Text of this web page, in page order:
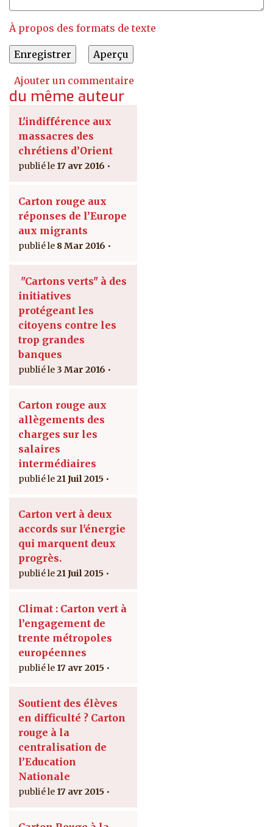
À propos des formats de texte
Ajouter un commentaire
du même auteur
L'indifférence aux
massacres des
chrétiens d’Orient
17 avr 2016
Carton rouge aux
réponses de l’Europe
aux migrants
8 Mar 2016
"Cartons verts" à des
initiatives
protégeant les
citoyens contre les
trop grandes
banques
3 Mar 2016
Carton rouge aux
allègements des
charges sur les
salaires
intermédiaires
21 Juil 2015
Carton vert à deux
accords sur l'énergie
qui marquent deux
progrès.
21 Juil 2015
Climat : Carton vert à
l’engagement de
trente métropoles
européennes
17 avr 2015
Soutient des élèves
en difficulté ? Carton
rouge à la
centralisation de
l’Education
Nationale
17 avr 2015